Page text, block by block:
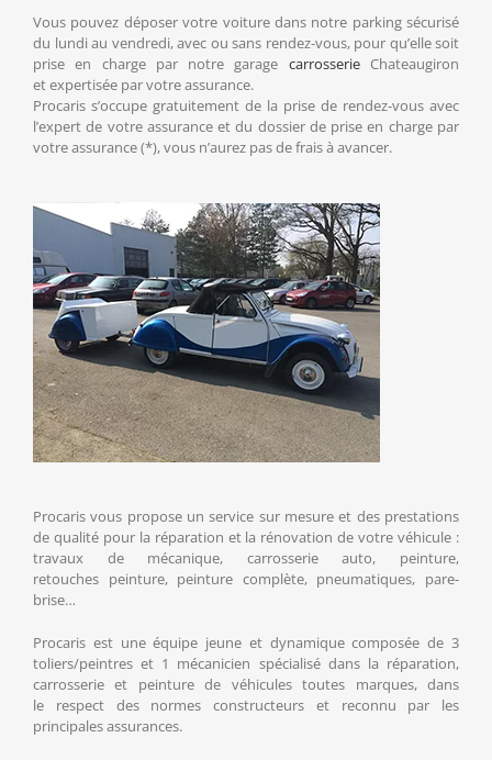
Vous pouvez déposer votre voiture dans notre parking sécurisé
du lundi au vendredi, avec ou sans rendez-vous, pour qu’elle soit
prise en charge par notre garage carrosserieChateaugiron
et expertisée par votre assurance.
Procaris s’occupe gratuitement de la prise de rendez-vous avec
l’expert de votre assurance et du dossier de prise en charge par
votre assurance (*), vous n’aurez pas de frais à avancer.
Procaris vous propose un service sur mesure et des prestations
de qualité pour la réparation et la rénovation de votre véhicule :
travaux de mécanique, carrosserie auto, peinture,
retouches peinture, peinture complète, pneumatiques, pare-
brise…
Procaris est une équipe jeune et dynamique composée de 3
toliers/peintres et 1 mécanicien spécialisé dans la réparation,
carrosserie et peinture de véhicules toutes marques, dans
le respect des normes constructeurs et reconnu par les
principales assurances.